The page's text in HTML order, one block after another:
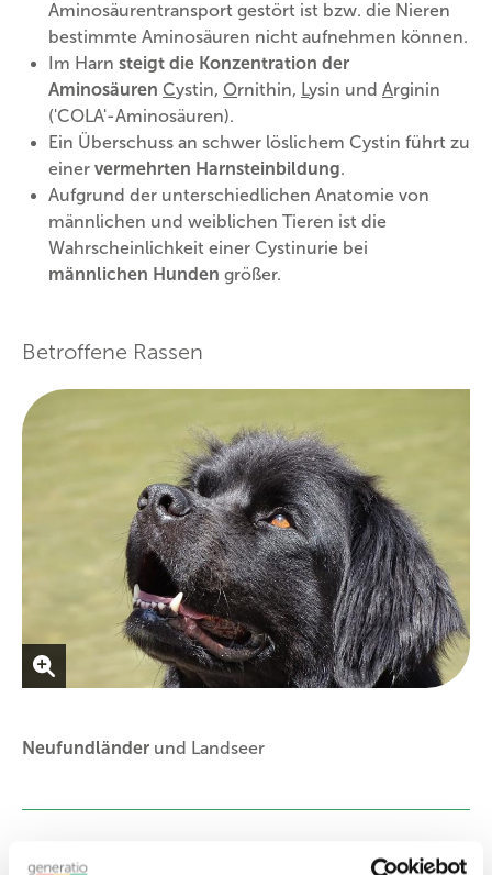
Aminosäurentransport gestört ist bzw. die Nieren
bestimmte Aminosäuren nicht aufnehmen können.
Im Harn steigt die Konzentration der
Aminosäuren Cystin, Ornithin, Lysin und Arginin
('COLA'-Aminosäuren).
Ein Überschuss an schwer löslichem Cystin führt zu
einer vermehrten Harnsteinbildung.
Aufgrund der unterschiedlichen Anatomie von
männlichen und weiblichen Tieren ist die
Wahrscheinlichkeit einer Cystinurie bei
männlichen Hunden größer.
Betroffene Rassen
Neufundländer und Landseer